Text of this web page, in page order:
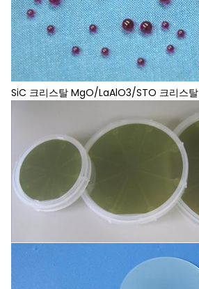
SiC 크리스탈 MgO/LaAlO3/STO 크리스탈